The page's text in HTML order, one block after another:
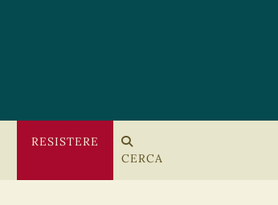
RESISTERE
CERCA